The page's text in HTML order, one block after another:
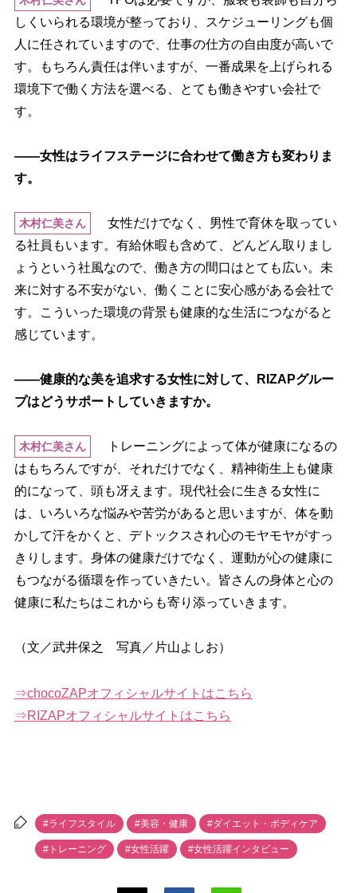
しくいられる環境が整っており、スケジューリングも個
人に任されていますので、仕事の仕方の自由度が高いで
す。もちろん責任は伴いますが、一番成果を上げられる
環境下で働く方法を選べる、とても働きやすい会社で
す。
――女性はライフステージに合わせて働き方も変わりま
す。
木村仁美さん
女性だけでなく、男性で育休を取ってい
る社員もいます。有給休暇も含めて、どんどん取りまし
ょうという社風なので、働き方の間口はとても広い。未
来に対する不安がない、働くことに安心感がある会社で
す。こういった環境の背景も健康的な生活につながると
感じています。
――健康的な美を追求する女性に対して、RIZAPグルー
プはどうサポートしていきますか。
木村仁美さん
トレーニングによって体が健康になるの
はもちろんですが、それだけでなく、精神衛生上も健康
的になって、頭も冴えます。現代社会に生きる女性に
は、いろいろな悩みや苦労があると思いますが、体を動
かして汗をかくと、デトックスされ心のモヤモヤがすっ
きりします。身体の健康だけでなく、運動が心の健康に
もつながる循環を作っていきたい。皆さんの身体と心の
健康に私たちはこれからも寄り添っていきます。
（文／武井保之 写真／片山よしお）
⇒chocoZAPオフィシャルサイトはこちら
⇒RIZAPオフィシャルサイトはこちら
#ライフスタイル #美容・健康 #ダイエット・ボディケア
#トレーニング #女性活躍 #女性活躍インタビュー